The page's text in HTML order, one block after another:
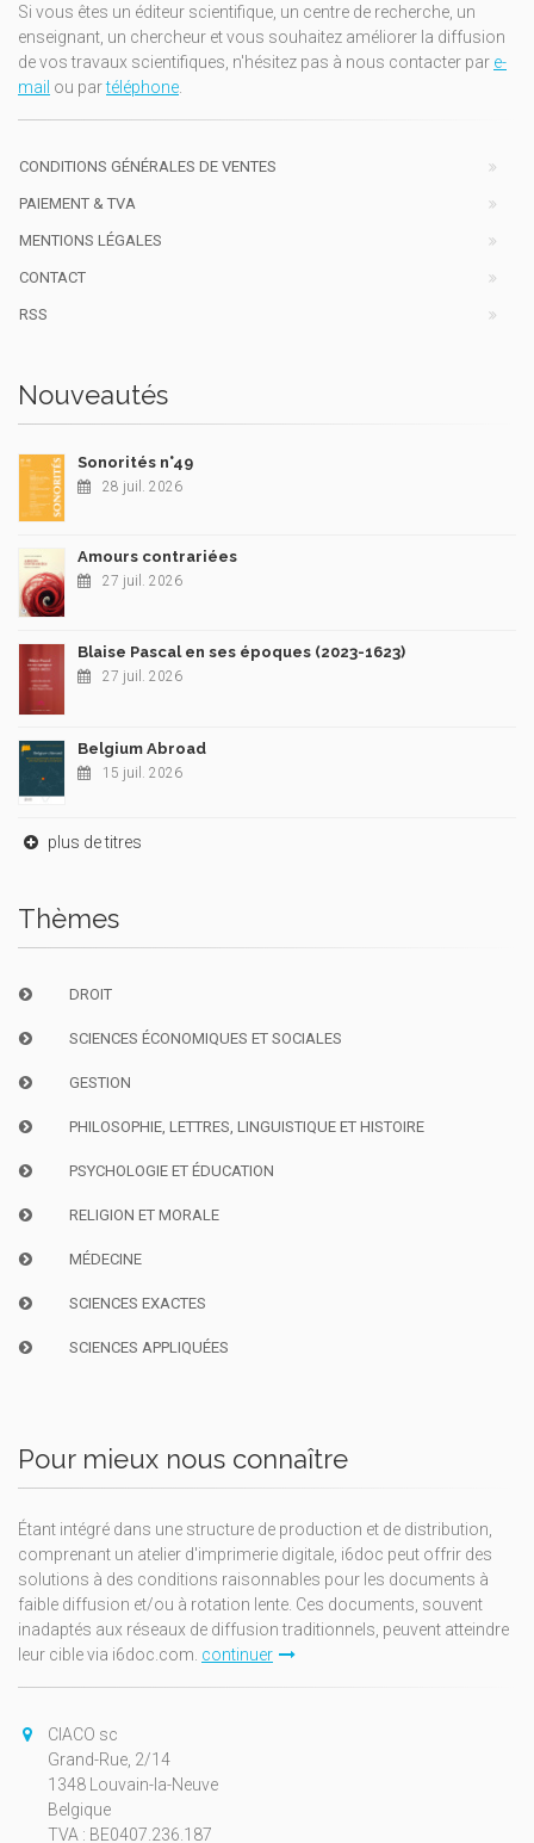
Si vous êtes un éditeur scientifique, un centre de recherche, un
enseignant, un chercheur et vous souhaitez améliorer la diffusion
de vos travaux scientifiques, n'hésitez pas à nous contacter par e-
mail ou partéléphone.
CONDITIONS GÉNÉRALES DE VENTES
PAIEMENT & TVA
MENTIONS LÉGALES
CONTACT
RSS
Nouveautés
Sonorités n°49
28 juil. 2026
Amours contrariées
27 juil. 2026
Blaise Pascal en ses époques (2023-1623)
27 juil. 2026
Belgium Abroad
15 juil. 2026
plus de titres
Thèmes
DROIT
SCIENCES ÉCONOMIQUES ET SOCIALES
GESTION
PHILOSOPHIE, LETTRES, LINGUISTIQUE ET HISTOIRE
PSYCHOLOGIE ET ÉDUCATION
RELIGION ET MORALE
MÉDECINE
SCIENCES EXACTES
SCIENCES APPLIQUÉES
Pour mieux nous connaître
Étant intégré dans une structure de production et de distribution,
comprenant un atelier d'imprimerie digitale, i6doc peut offrir des
solutions à des conditions raisonnables pour les documents à
faible diffusion et/ou à rotation lente. Ces documents, souvent
inadaptés aux réseaux de diffusion traditionnels, peuvent atteindre
leur cible via i6doc.com. continuer
CIACO sc
Grand-Rue, 2/14
1348 Louvain-la-Neuve
Belgique
TVA : BE0407.236.187